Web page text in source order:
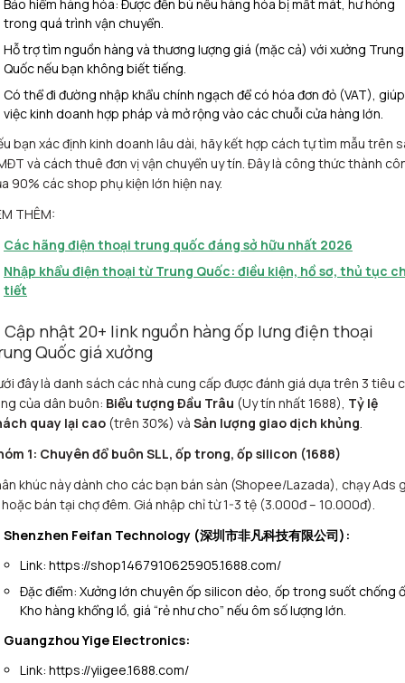
Bảo hiểm hàng hóa: Được đền bù nếu hàng hóa bị mất mát, hư hỏng
trong quá trình vận chuyển.
Hỗ trợ tìm nguồn hàng và thương lượng giá (mặc cả) với xưởng Trung
Quốc nếu bạn không biết tiếng.
Có thể đi đường nhập khẩu chính ngạch để có hóa đơn đỏ (VAT), giúp
việc kinh doanh hợp pháp và mở rộng vào các chuỗi cửa hàng lớn.
bạn xác định kinh doanh lâu dài, hãy kết hợp cách tự tìm mẫu trên
và cách thuê đơn vị vận chuyển uy tín. Đây là công thức thành
90% các shop phụ kiện lớn hiện nay.
THÊM:
Các hãng điện thoại trung quốc đáng sở hữu nhất 2026
Nhập khẩu điện thoại từ Trung Quốc: điều kiện, hồ sơ, thủ tục
tiết
Cập nhật 20+ link nguồn hàng ốp lưng điện thoại
Quốc giá xưởng
đây là danh sách các nhà cung cấp được đánh giá dựa trên 3 tiêu
của dân buôn: Biểu tượng Đầu Trâu (Uy tín nhất 1688), Tỷ lệ
quay lại cao (trên 30%) và Sản lượng giao dịch khủng.
1: Chuyên đổ buôn SLL, ốp trong, ốp silicon (1688)
khúc này dành cho các bạn bán sàn (Shopee/Lazada), chạy Ads
bán tại chợ đêm. Giá nhập chỉ từ 1-3 tệ (3.000đ – 10.000đ).
Shenzhen Feifan Technology (深圳市非凡科技有限公司):
Link: https://shop1467910625905.1688.com/
Đặc điểm: Xưởng lớn chuyên ốp silicon dẻo, ốp trong suốt chống
Kho hàng khổng lồ, giá “rẻ như cho” nếu ôm số lượng lớn.
Guangzhou Yige Electronics:
Link: https://yiigee.1688.com/